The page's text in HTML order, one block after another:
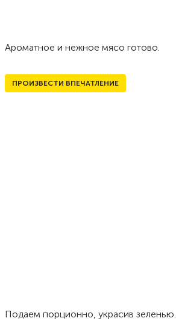
Ароматное и нежное мясо готово.
ПРОИЗВЕСТИ ВПЕЧАТЛЕНИЕ
Подаем порционно, украсив зеленью.